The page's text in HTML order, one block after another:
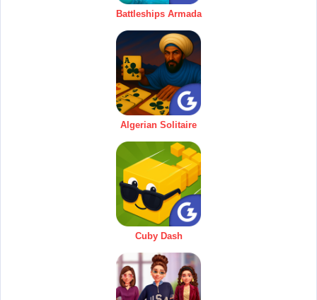
Battleships Armada
Algerian Solitaire
Cuby Dash